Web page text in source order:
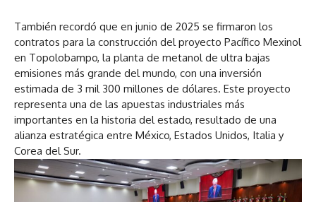
También recordó que en junio de 2025 se firmaron los
contratos para la construcción del proyecto Pacífico Mexinol
en Topolobampo, la planta de metanol de ultra bajas
emisiones más grande del mundo, con una inversión
estimada de 3 mil 300 millones de dólares. Este proyecto
representa una de las apuestas industriales más
importantes en la historia del estado, resultado de una
alianza estratégica entre México, Estados Unidos, Italia y
Corea del Sur.